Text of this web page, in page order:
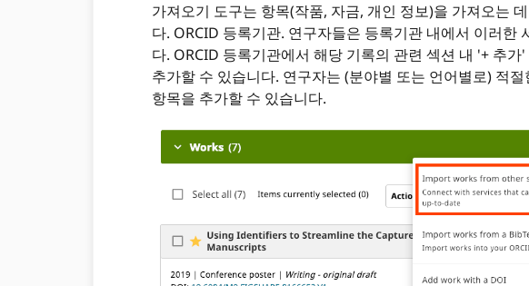
가져오기 도구는 항목(작품, 자금, 개인 정보)을 가져오는
다. ORCID 등록기관. 연구자들은 등록기관 내에서 이러한
다. ORCID 등록기관에서 해당 기록의 관련 섹션 내 '+ 추
추가할 수 있습니다. 연구자는 (분야별 또는 언어별로) 적
항목을 추가할 수 있습니다.